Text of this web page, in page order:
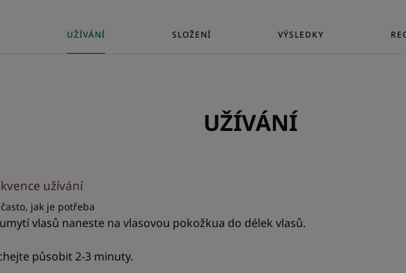
TEXTURA
Výhody textury
UŽÍVÁNÍ SLOŽENÍ VÝSLEDKY
UŽÍVÁNÍ
užívání
často, jak je potřeba
vlasů naneste na vlasovou pokožkua do délek vlasů.
působit 2-3 minuty.